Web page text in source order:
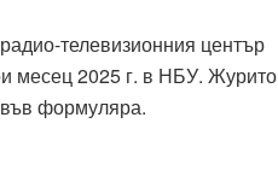
телевизионния център
месец 2025 г. в НБУ. Журито
формуляра.